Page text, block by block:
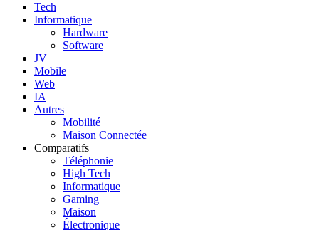
Tech
Informatique
Hardware
Software
JV
Mobile
Web
IA
Autres
Mobilité
Maison Connectée
Comparatifs
Téléphonie
High Tech
Informatique
Gaming
Maison
Électronique